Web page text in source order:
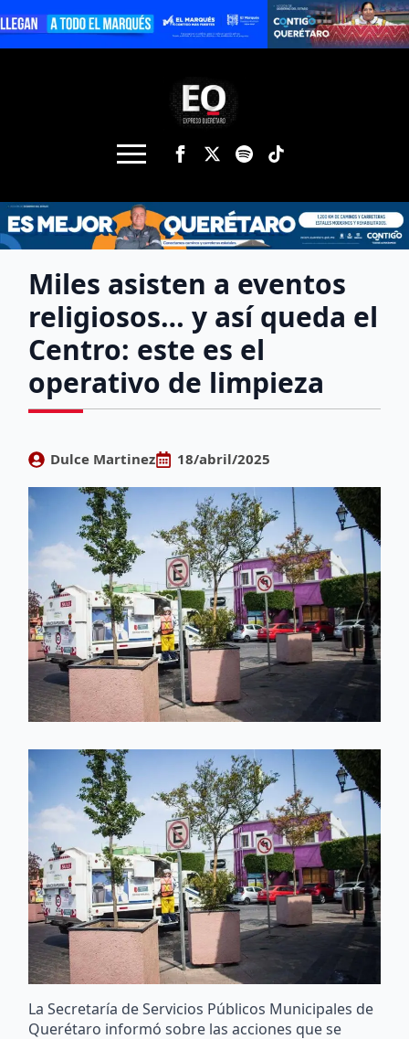
Miles asisten a eventos
religiosos… y así queda el
Centro: este es el
operativo de limpieza
Dulce Martinez 18/abril/2025
La Secretaría de Servicios Públicos Municipales de
Querétaro informó sobre las acciones que se